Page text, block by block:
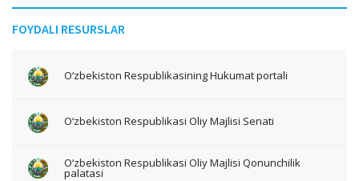
FOYDALI RESURSLAR
O‘zbekiston Respublikasining Hukumat portali
O‘zbekiston Respublikasi Oliy Majlisi Senati
O‘zbekiston Respublikasi Oliy Majlisi Qonunchilik
palatasi